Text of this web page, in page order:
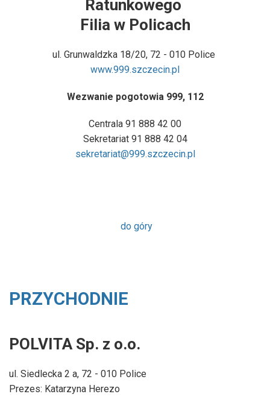
Ratunkowego
Filia w Policach
ul. Grunwaldzka 18/20, 72 - 010 Police
www.999.szczecin.pl
Wezwanie pogotowia 999, 112
Centrala 91 888 42 00
Sekretariat 91 888 42 04
sekretariat@999.szczecin.pl
do góry
PRZYCHODNIE
POLVITA Sp. z o.o.
ul. Siedlecka 2 a, 72 - 010 Police
Prezes: Katarzyna Herezo